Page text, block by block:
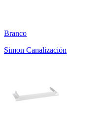
Branco
Simon Canalización